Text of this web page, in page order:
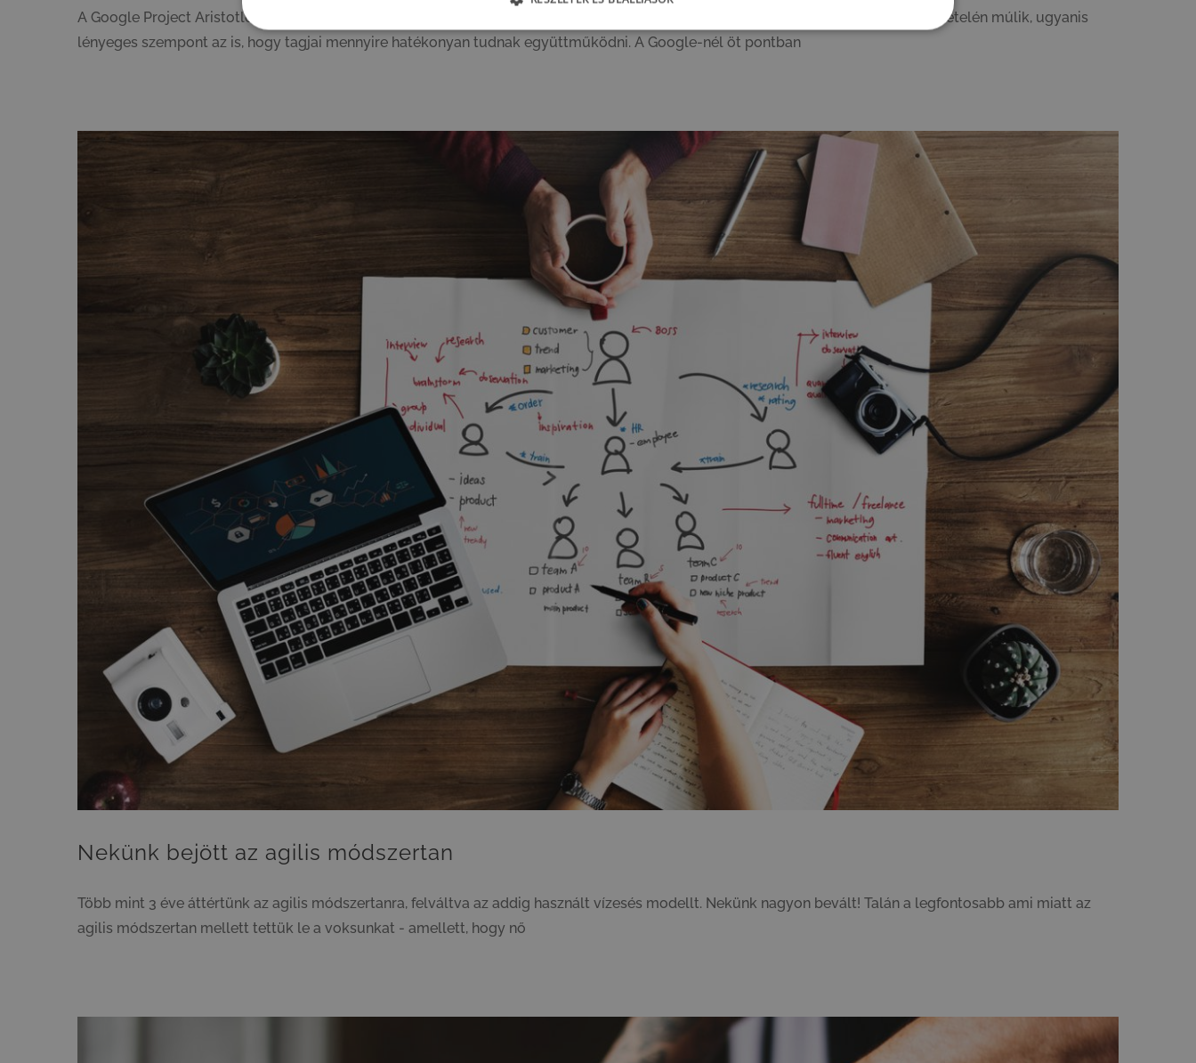
A Google Project Aristotle névre keresztelt kutatása is bebizonyította, hogy a sikeres csapatmunka nem kizárólag a csapat összetételén múlik, ugyanis
lényeges szempont az is, hogy tagjai mennyire hatékonyan tudnak együttműködni. A Google-nél öt pontban
Nekünk bejött az agilis módszertan
Több mint 3 éve áttértünk az agilis módszertanra, felváltva az addig használt vízesés modellt. Nekünk nagyon bevált! Talán a legfontosabb ami miatt az
agilis módszertan mellett tettük le a voksunkat - amellett, hogy nő